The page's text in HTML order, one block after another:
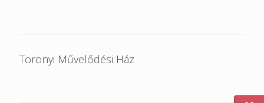
Toronyi Művelődési Ház